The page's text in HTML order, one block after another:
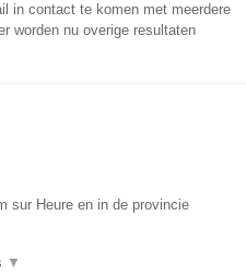
in contact te komen met meerdere
worden nu overige resultaten
sur Heure en in de provincie
▼